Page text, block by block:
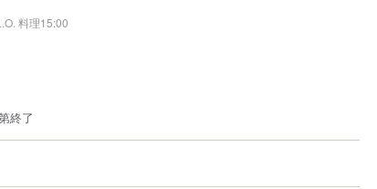
料理15:00
終了